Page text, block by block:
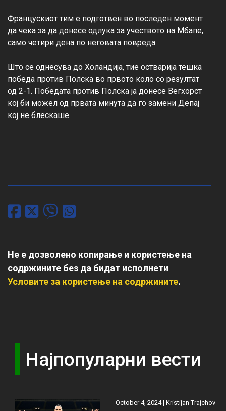
Францускиот тим е подготвен во последен момент
да чека за да донесе одлука за учеството на Мбапе,
само четири дена по неговата повреда.
Што се однесува до Холандија, тие остварија тешка
победа против Полска во првото коло со резултат
од 2-1. Победата против Полска ја донесе Вегхорст
кој би можел од првата минута да го замени Депај
кој не блескаше.
Не е дозволено копирање и користење на
содржините без да бидат исполнети
Условите за користење на содржините.
Најпопуларни вести
October 4, 2024 |Kristijan Trajchov